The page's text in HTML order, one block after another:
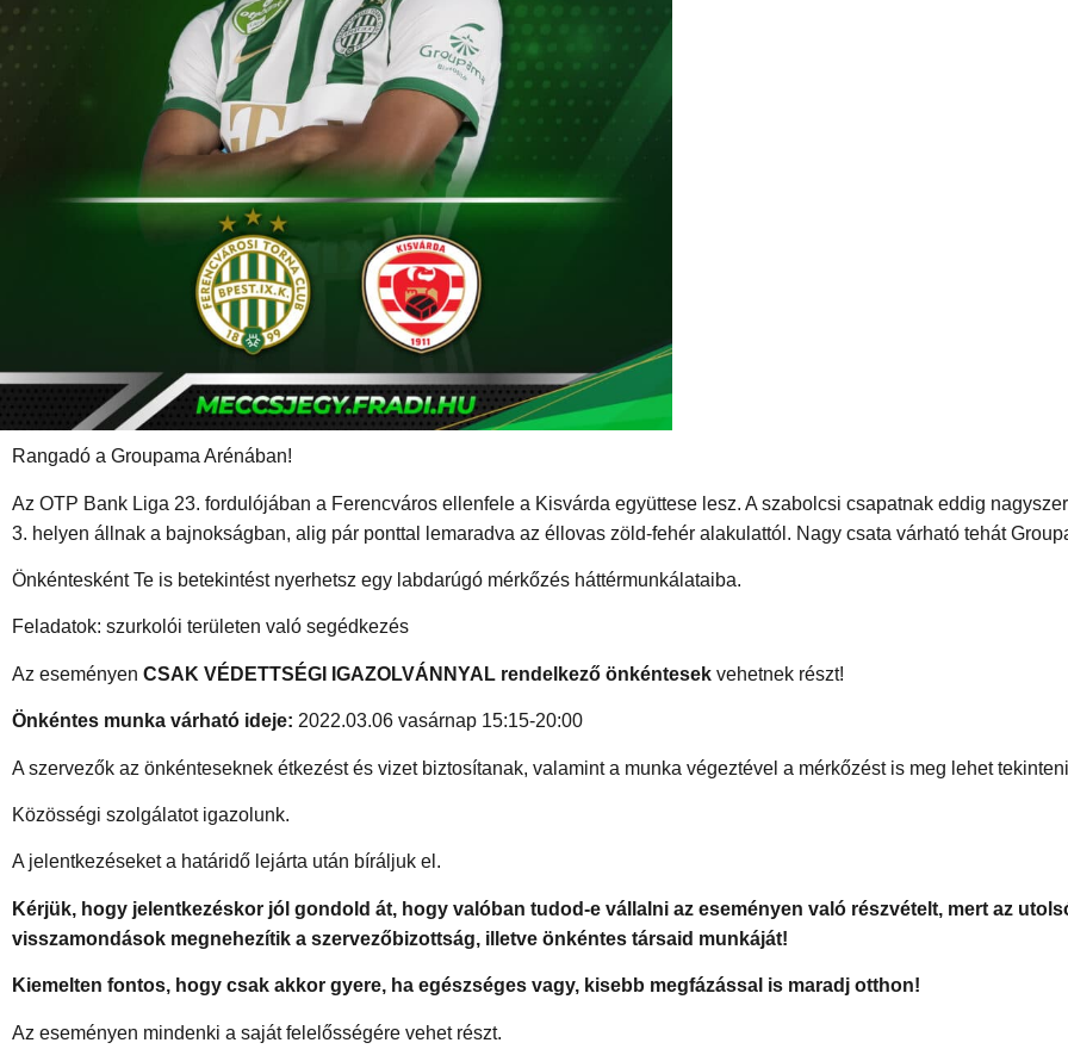
Rangadó a Groupama Arénában!
Az OTP Bank Liga 23. fordulójában a Ferencváros ellenfele a Kisvárda együttese lesz. A szabolcsi csapatnak eddig
3. helyen állnak a bajnokságban, alig pár ponttal lemaradva az éllovas zöld-fehér alakulattól. Nagy csata várható tehát
Önkéntesként Te is betekintést nyerhetsz egy labdarúgó mérkőzés háttérmunkálataiba.
Feladatok: szurkolói területen való segédkezés
Az eseményen CSAK VÉDETTSÉGI IGAZOLVÁNNYAL rendelkező önkéntesek vehetnek részt!
Önkéntes munka várható ideje: 2022.03.06 vasárnap 15:15-20:00
A szervezők az önkénteseknek étkezést és vizet biztosítanak, valamint a munka végeztével a mérkőzést is meg lehet
Közösségi szolgálatot igazolunk.
A jelentkezéseket a határidő lejárta után bíráljuk el.
Kérjük, hogy jelentkezéskor jól gondold át, hogy valóban tudod-e vállalni az eseményen való részvételt, mert az
visszamondások megnehezítik a szervezőbizottság, illetve önkéntes társaid munkáját!
Kiemelten fontos, hogy csak akkor gyere, ha egészséges vagy, kisebb megfázással is maradj otthon!
Az eseményen mindenki a saját felelősségére vehet részt.